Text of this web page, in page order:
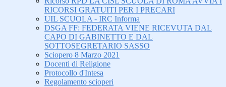
RICORSI GRATUITI PER I PRECARI
UIL SCUOLA - IRC Informa
DSGA FF: FEDERATA VIENE RICEVUTA DAL
CAPO DI GABINETTO E DAL
SOTTOSEGRETARIO SASSO
Sciopero 8 Marzo 2021
Docenti di Religione
Protocollo d'Intesa
Regolamento scioperi